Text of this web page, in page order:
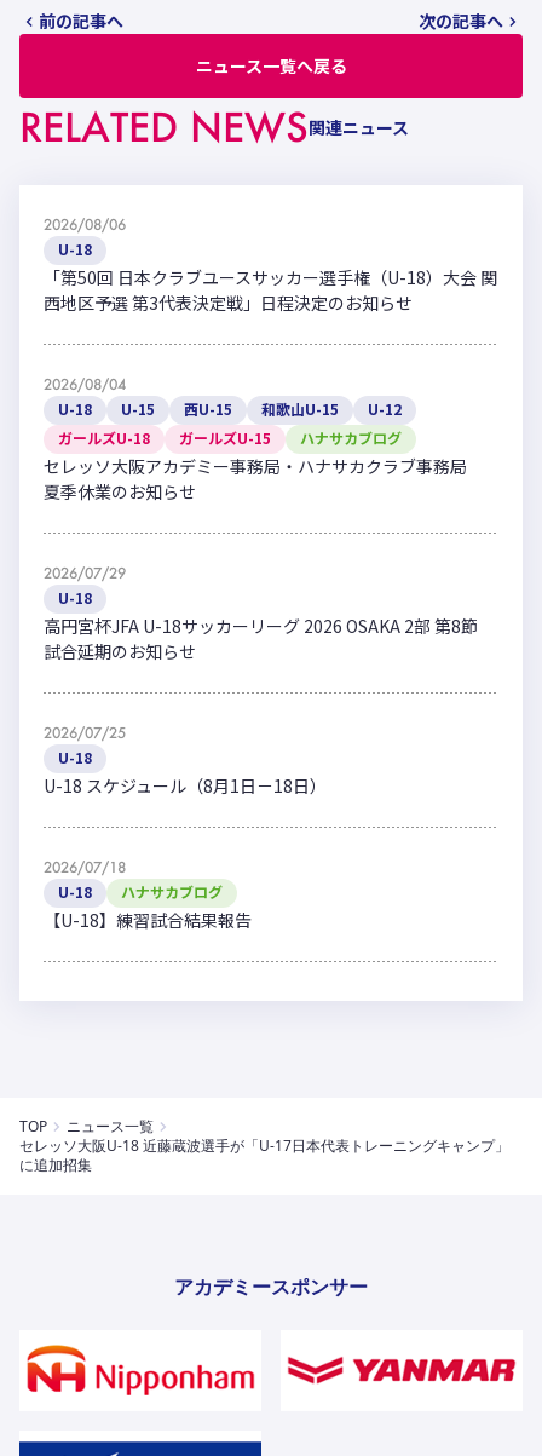
前の記事へ
ニュース一覧へ戻る
次の記事へ
RELATED NEWS関連ニュース
2026/08/06
U-18
「第50回 日本クラブユースサッカー選手権（U-18）大会 関
西地区予選 第3代表決定戦」日程決定のお知らせ
2026/08/04
U-18 U-15 西U-15 和歌山U-15
U-12
ガールズU-18
ガールズU-15 ハナサカブログ
セレッソ大阪アカデミー事務局・ハナサカクラブ事務局
夏季休業のお知らせ
2026/07/29
U-18
高円宮杯JFA U-18サッカーリーグ 2026 OSAKA 2部 第8節
試合延期のお知らせ
2026/07/25
U-18
U-18 スケジュール（8月1日－18日）
2026/07/18
U-18 ハナサカブログ
【U-18】練習試合結果報告
TOP
ニュース一覧
セレッソ大阪U-18 近藤蔵波選手が「U-17日本代表トレーニングキャンプ」
に追加招集
アカデミースポンサー